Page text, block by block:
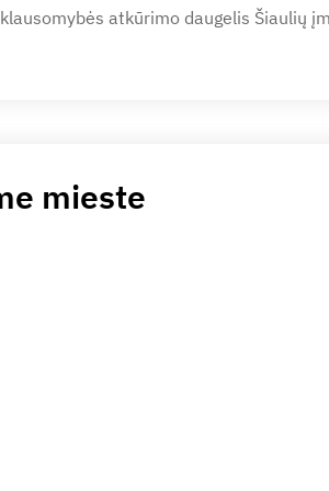
atkūrimo daugelis Šiaulių
mieste